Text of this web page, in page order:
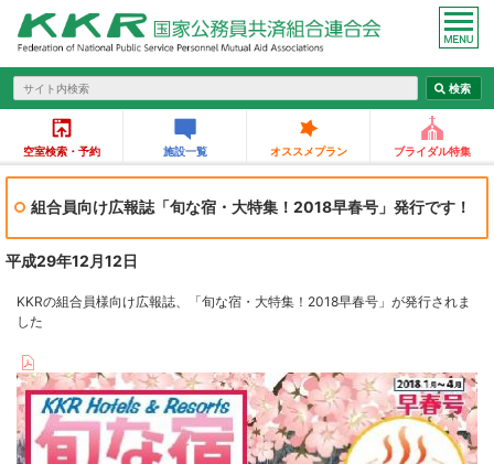
空室検索・予約 施設一覧 オススメプラン ブライダル特集
組合員向け広報誌「旬な宿・大特集！2018早春号」発行です！
平成29年12月12日
KKRの組合員様向け広報誌、「旬な宿・大特集！2018早春号」が発行されま
した